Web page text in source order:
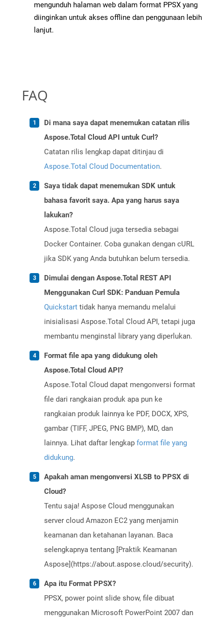
mengunduh halaman web dalam format PPSX yang
diinginkan untuk akses offline dan penggunaan lebih
lanjut.
FAQ
Di mana saya dapat menemukan catatan rilis
Aspose.Total Cloud API untuk Curl?
Catatan rilis lengkap dapat ditinjau di
Aspose.Total Cloud Documentation.
Saya tidak dapat menemukan SDK untuk
bahasa favorit saya. Apa yang harus saya
lakukan?
Aspose.Total Cloud juga tersedia sebagai
Docker Container. Coba gunakan dengan cURL
jika SDK yang Anda butuhkan belum tersedia.
Dimulai dengan Aspose.Total REST API
Menggunakan Curl SDK: Panduan Pemula
Quickstart tidak hanya memandu melalui
inisialisasi Aspose.Total Cloud API, tetapi juga
membantu menginstal library yang diperlukan.
Format file apa yang didukung oleh
Aspose.Total Cloud API?
Aspose.Total Cloud dapat mengonversi format
file dari rangkaian produk apa pun ke
rangkaian produk lainnya ke PDF, DOCX, XPS,
gambar (TIFF, JPEG, PNG BMP), MD, dan
lainnya. Lihat daftar lengkap format file yang
didukung.
Apakah aman mengonversi XLSB to PPSX di
Cloud?
Tentu saja! Aspose Cloud menggunakan
server cloud Amazon EC2 yang menjamin
keamanan dan ketahanan layanan. Baca
selengkapnya tentang [Praktik Keamanan
Aspose](https://about.aspose.cloud/security).
Apa itu Format PPSX?
PPSX, power point slide show, file dibuat
menggunakan Microsoft PowerPoint 2007 dan